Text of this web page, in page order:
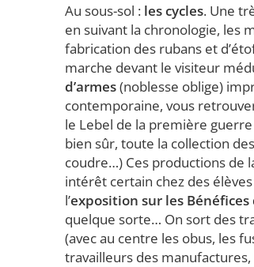
Au sous-sol : les cycles. Une
en suivant la chronologie, les
fabrication des rubans et
marche devant le visiteur
d’armes(noblesse oblige)
contemporaine, vous
le Lebel de la première
bien sûr, toute la collection
coudre…) Ces productions de
intérêt certain chez des
l’exposition sur les Bénéfices
quelque sorte… On sort des
(avec au centre les obus, les
travailleurs des